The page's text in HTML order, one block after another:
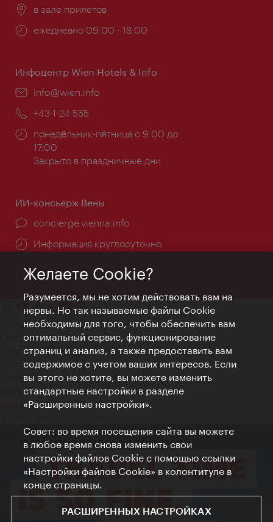
Расположение:
в зале прилетов
Часы
ежедневно 09:00 - 18:00
Инфоцентр Wien Hotels & Info
Эл.
info@wien.info
Телефон:
+43-1-24 555
Часы
работы:
понеде́льник-пя́тница с 9:00 до
17:00
Закрыто в праздничные дни
ИИ-консьерж Вены
concierge.vienna.info
Информация круглосуточно
Контакт
Credits
Положение о конфиденциальности
Terms of Use
Доступность
Контакты для прессы
Настройки файлов Cookie
Желаете Cookie?
Разумеется, мы не хотим действовать вам на
нервы. Но так называемые файлы Cookie
необходимы для того, чтобы обеспечить вам
оптимальный сервис, функционирование
страниц и анализ, а также предоставить вам
содержимое с учетом ваших интересов. Если
вы этого не хотите, вы можете изменить
стандартные настройки в разделе
«Расширенные настройки».
Совет: во время посещения сайта вы можете
в любое время снова изменить свои
настройки файлов Cookie с помощью ссылки
«Настройки файлов Cookie» в колонтитуле в
конце страницы.
РАСШИРЕННЫХ НАСТРОЙКАХ